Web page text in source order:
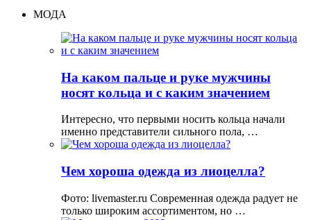
МОДА
На каком пальце и руке мужчины
носят кольца и с каким значением
Интересно, что первыми носить кольца начали
именно представители сильного пола, …
Чем хороша одежда из лиоцелла?
Фото: livemaster.ru Современная одежда радует не
только широким ассортиментом, но …